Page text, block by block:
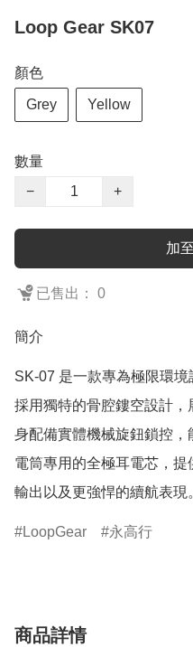
Loop Gear SK07
顏色
Grey Yellow
數量
−
+
加
已售出： 0
簡介
SK-07 是一款專為極限環
採用獨特的骨腔鏤空設計
身配備實體機械旋鈕鎖控
電筒專用的全極耳電芯，
輸出以及更強悍的續航表現
LoopGear 永高行
商品詳情